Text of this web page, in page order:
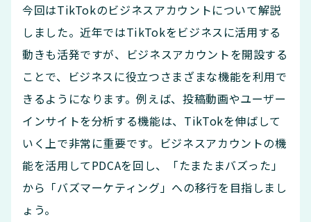
今回はTikTokのビジネスアカウントについて解説
しました。近年ではTikTokをビジネスに活用する
動きも活発ですが、ビジネスアカウントを開設する
ことで、ビジネスに役立つさまざまな機能を利用で
きるようになります。例えば、投稿動画やユーザー
インサイトを分析する機能は、TikTokを伸ばして
いく上で非常に重要です。ビジネスアカウントの機
能を活用してPDCAを回し、「たまたまバズった」
から「バズマーケティング」への移行を目指しまし
ょう。